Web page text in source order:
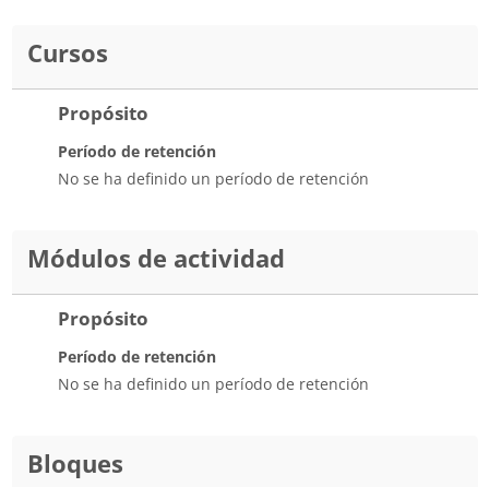
Cursos
Propósito
Período de retención
No se ha definido un período de retención
Módulos de actividad
Propósito
Período de retención
No se ha definido un período de retención
Bloques